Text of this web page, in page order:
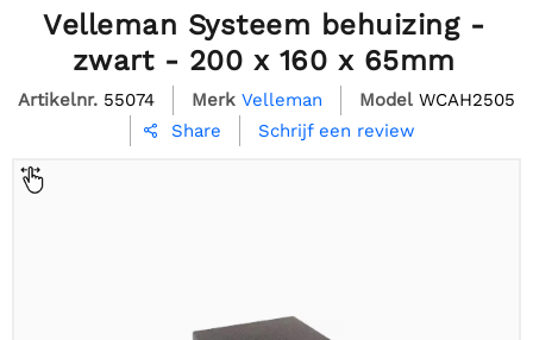
Velleman Systeem behuizing -
zwart - 200 x 160 x 65mm
Artikelnr. 55074 Merk Velleman Model WCAH2505
 Share Schrijf een review